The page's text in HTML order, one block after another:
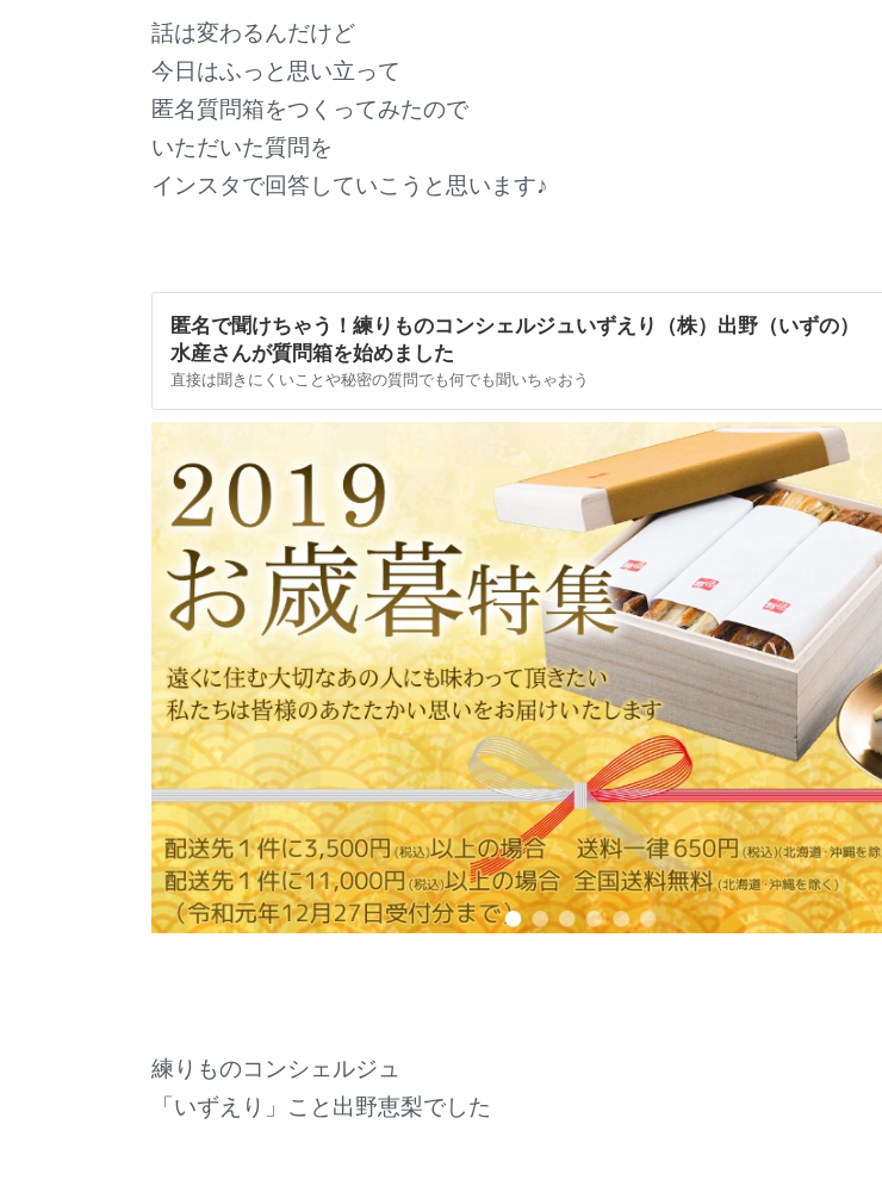
話は変わるんだけど
今日はふっと思い立って
匿名質問箱をつくってみたので
いただいた質問を
インスタで回答していこうと思います♪
匿名で聞けちゃう！練りものコンシェルジュいずえり（株）出野（いずの）
水産さんが質問箱を始めました
直接は聞きにくいことや秘密の質問でも何でも聞いちゃおう
練りものコンシェルジュ
「いずえり」こと出野恵梨でした